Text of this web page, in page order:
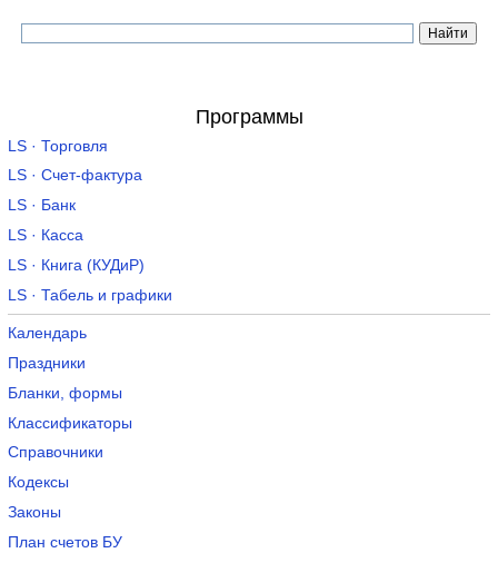
Программы
LS · Торговля
LS · Счет-фактура
LS · Банк
LS · Касса
LS · Книга (КУДиР)
LS · Табель и графики
Календарь
Праздники
Бланки, формы
Классификаторы
Справочники
Кодексы
Законы
План счетов БУ